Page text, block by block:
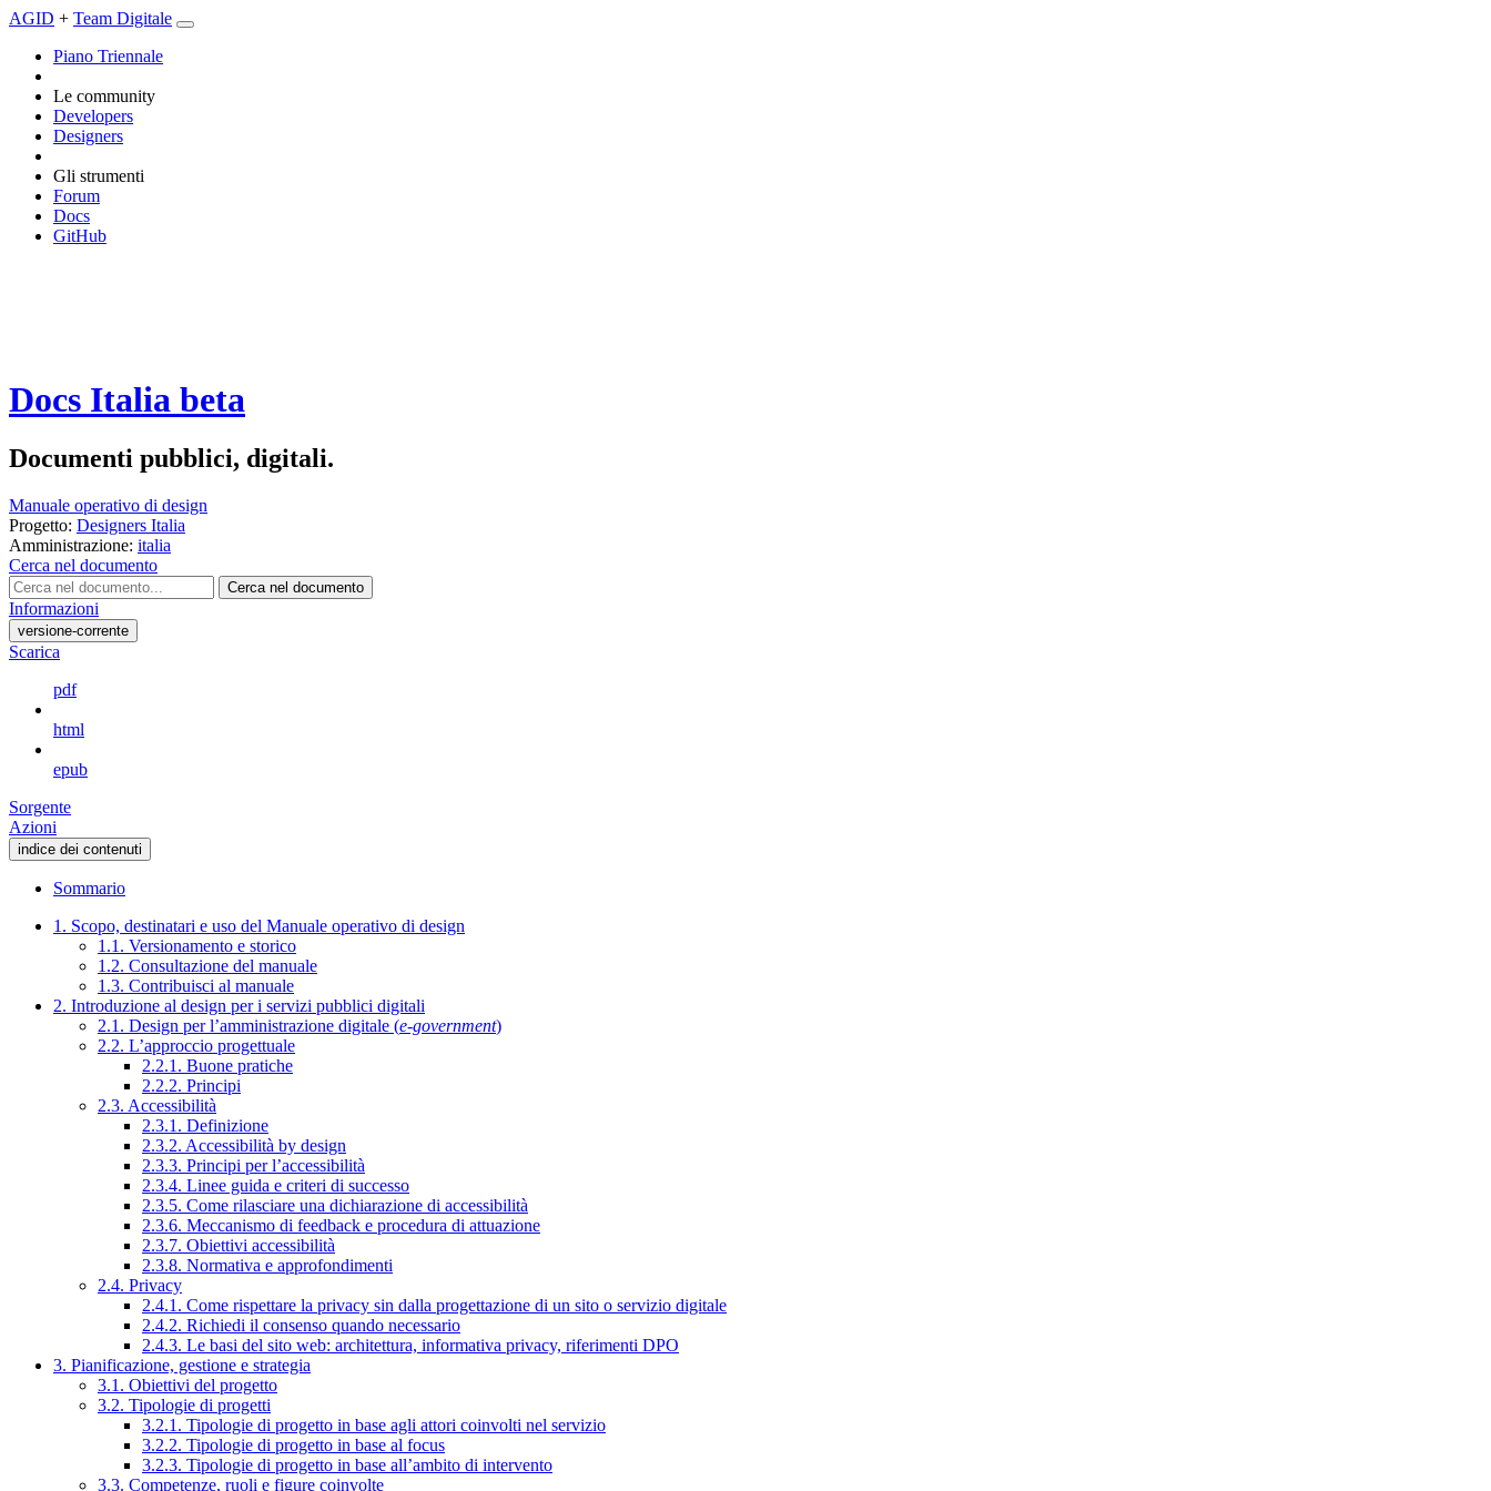
AGID + Team Digitale
Piano Triennale
Le community
Developers
Designers
Gli strumenti
Forum
Docs
GitHub
Docs Italia beta
Documenti pubblici, digitali.
Manuale operativo di design
Progetto: Designers Italia
Amministrazione: italia
Cerca nel documento
Cerca nel documento
Informazioni
versione-corrente
Scarica
pdf
html
epub
Sorgente
Azioni
indice dei contenuti
Sommario
1. Scopo, destinatari e uso del Manuale operativo di design
1.1. Versionamento e storico
1.2. Consultazione del manuale
1.3. Contribuisci al manuale
2. Introduzione al design per i servizi pubblici digitali
2.1. Design per l’amministrazione digitale (e-government)
2.2. L’approccio progettuale
2.2.1. Buone pratiche
2.2.2. Principi
2.3. Accessibilità
2.3.1. Definizione
2.3.2. Accessibilità by design
2.3.3. Principi per l’accessibilità
2.3.4. Linee guida e criteri di successo
2.3.5. Come rilasciare una dichiarazione di accessibilità
2.3.6. Meccanismo di feedback e procedura di attuazione
2.3.7. Obiettivi accessibilità
2.3.8. Normativa e approfondimenti
2.4. Privacy
2.4.1. Come rispettare la privacy sin dalla progettazione di un sito o servizio digitale
2.4.2. Richiedi il consenso quando necessario
2.4.3. Le basi del sito web: architettura, informativa privacy, riferimenti DPO
3. Pianificazione, gestione e strategia
3.1. Obiettivi del progetto
3.2. Tipologie di progetti
3.2.1. Tipologie di progetto in base agli attori coinvolti nel servizio
3.2.2. Tipologie di progetto in base al focus
3.2.3. Tipologie di progetto in base all’ambito di intervento
3.3. Competenze, ruoli e figure coinvolte